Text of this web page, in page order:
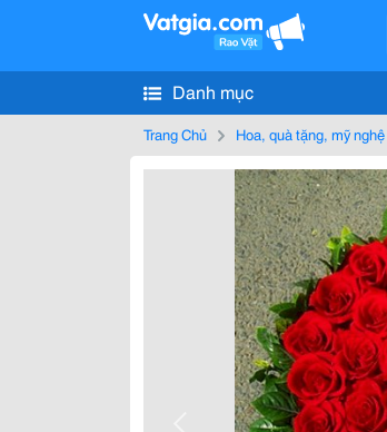
Danh mục
Trang Chủ Hoa, quà tặng, mỹ nghệ